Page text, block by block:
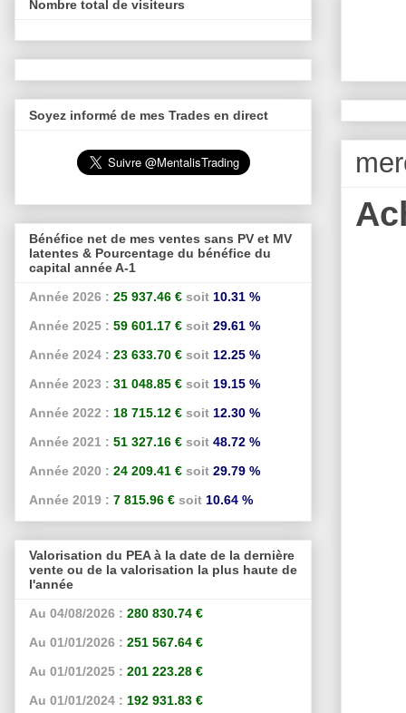
Nombre total de visiteurs
Soyez informé de mes Trades en direct
Bénéfice net de mes ventes sans PV et MV
latentes & Pourcentage du bénéfice du
capital année A-1
Année 2026 : 25 937.46 € soit 10.31 %
Année 2025 : 59 601.17 € soit 29.61 %
Année 2024 : 23 633.70 € soit 12.25 %
Année 2023 : 31 048.85 € soit 19.15 %
Année 2022 : 18 715.12 € soit 12.30 %
Année 2021 : 51 327.16 € soit 48.72 %
Année 2020 : 24 209.41 € soit 29.79 %
Année 2019 : 7 815.96 € soit 10.64 %
Valorisation du PEA à la date de la dernière
vente ou de la valorisation la plus haute de
l'année
Au 04/08/2026 : 280 830.74 €
Au 01/01/2026 : 251 567.64 €
Au 01/01/2025 : 201 223.28 €
Au 01/01/2024 : 192 931.83 €